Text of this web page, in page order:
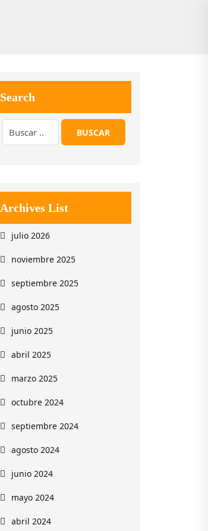
Search
Archives List
julio 2026
noviembre 2025
septiembre 2025
agosto 2025
junio 2025
abril 2025
marzo 2025
octubre 2024
septiembre 2024
agosto 2024
junio 2024
mayo 2024
abril 2024